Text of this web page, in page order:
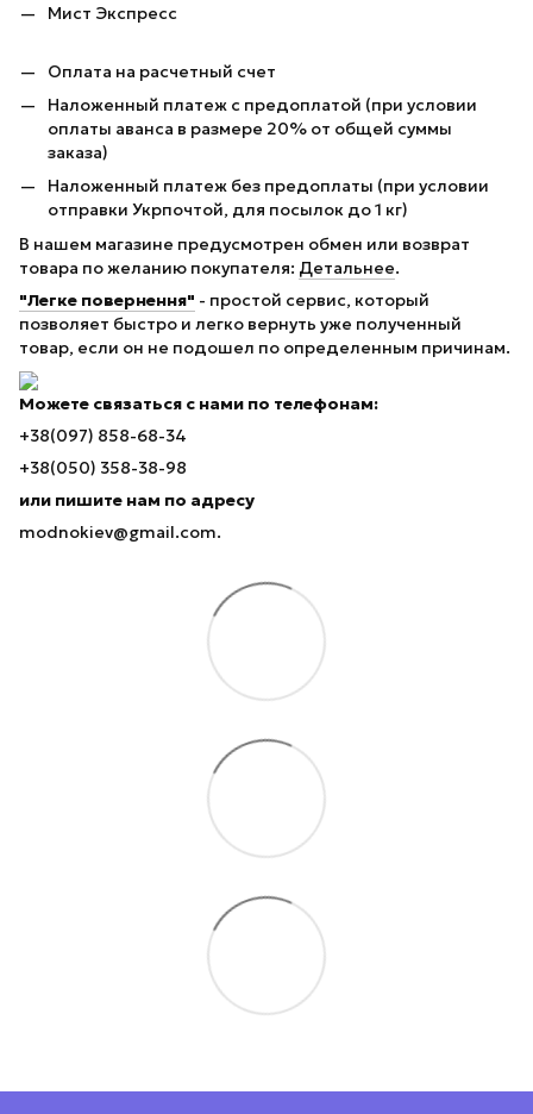
Мист Экспресс
Оплата на расчетный счет
Наложенный платеж с предоплатой (при условии
оплаты аванса в размере 20% от общей суммы
заказа)
Наложенный платеж без предоплаты (при условии
отправки Укрпочтой, для посылок до 1 кг)
В нашем магазине предусмотрен обмен или возврат
товара по желанию покупателя: Детальнее.
"Легке повернення" - простой сервис, который
позволяет быстро и легко вернуть уже полученный
товар, если он не подошел по определенным причинам.
Можете связаться с нами по телефонам:
+38(097) 858-68-34
+38(050) 358-38-98
или пишите нам по адресу
modnokiev@gmail.com.